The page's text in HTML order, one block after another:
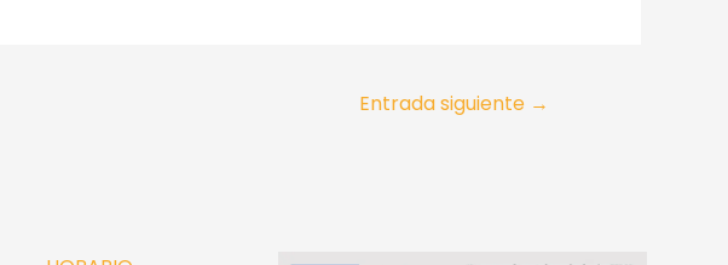
Entrada siguiente →